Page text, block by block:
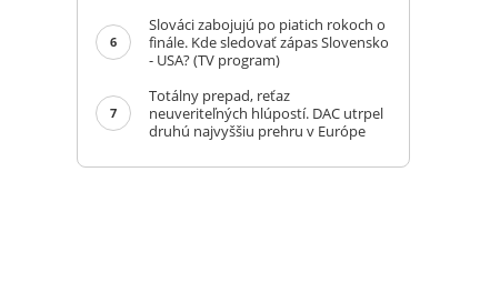
6
Slováci zabojujú po piatich rokoch o
finále. Kde sledovať zápas Slovensko
- USA? (TV program)
7
Totálny prepad, reťaz
neuveriteľných hlúpostí. DAC utrpel
druhú najvyššiu prehru v Európe